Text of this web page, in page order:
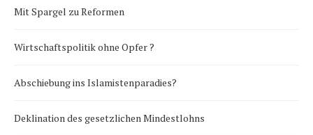
Mit Spargel zu Reformen
Wirtschaftspolitik ohne Opfer ?
Abschiebung ins Islamistenparadies?
Deklination des gesetzlichen Mindestlohns